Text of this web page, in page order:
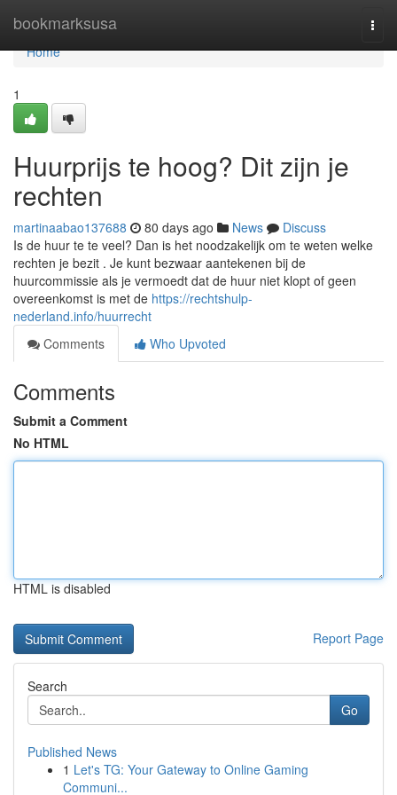
bookmarksusa
Home
Home
1
Huurprijs te hoog? Dit zijn je
rechten
martinaabao137688 80 days ago News
Discuss
Is de huur te te veel? Dan is het noodzakelijk om te weten welke
rechten je bezit . Je kunt bezwaar aantekenen bij de
huurcommissie als je vermoedt dat de huur niet klopt of geen
overeenkomst is met de https://rechtshulp-
nederland.info/huurrecht
Comments
Who Upvoted
Comments
Submit a Comment
No HTML
HTML is disabled
Report Page
Search
Go
Published News
1 Let's TG: Your Gateway to Online Gaming
Communi...